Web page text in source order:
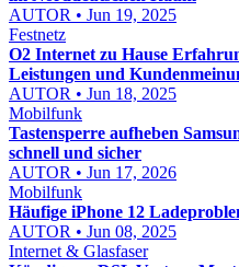
AUTOR • Jun 19, 2025
Festnetz
O2 Internet zu Hause
Leistungen und
AUTOR • Jun 18, 2025
Mobilfunk
Tastensperre aufheben
schnell und sicher
AUTOR • Jun 17, 2026
Mobilfunk
Häufige iPhone 12
AUTOR • Jun 08, 2025
Internet & Glasfaser